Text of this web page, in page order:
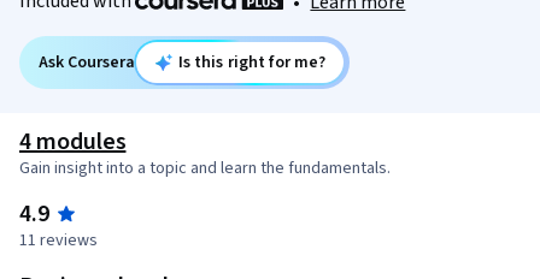
Ask Coursera Is this right for me?
4 modules
Gain insight into a topic and learn the fundamentals.
4.9
11 reviews